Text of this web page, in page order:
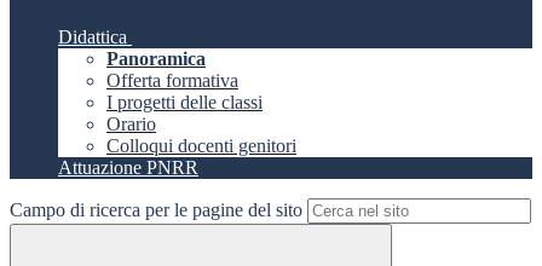
Didattica
Panoramica
Offerta formativa
I progetti delle classi
Orario
Colloqui docenti genitori
Attuazione PNRR
Campo di ricerca per le pagine del sito